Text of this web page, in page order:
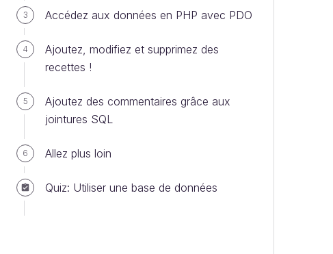
3 Accédez aux données en PHP avec PDO
4
Ajoutez, modifiez et supprimez des
recettes !
5
Ajoutez des commentaires grâce aux
jointures SQL
6 Allez plus loin
Quiz: Utiliser une base de données